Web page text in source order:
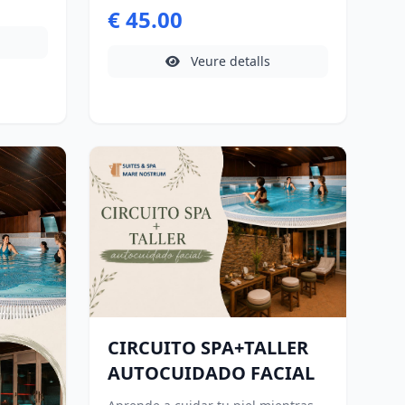
€ 45.00
Veure detalls
CIRCUITO SPA+TALLER
AUTOCUIDADO FACIAL